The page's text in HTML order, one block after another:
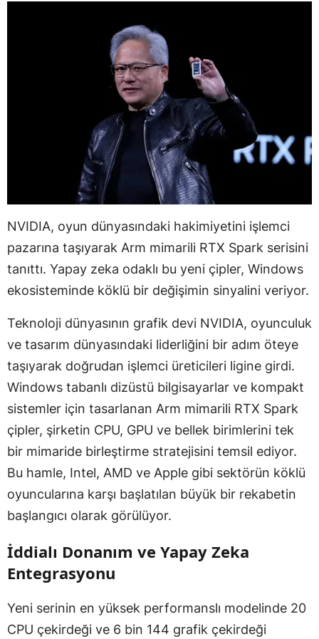
NVIDIA, oyun dünyasındaki hakimiyetini işlemci
pazarına taşıyarak Arm mimarili RTX Spark serisini
tanıttı. Yapay zeka odaklı bu yeni çipler, Windows
ekosisteminde köklü bir değişimin sinyalini veriyor.
Teknoloji dünyasının grafik devi NVIDIA, oyunculuk
ve tasarım dünyasındaki liderliğini bir adım öteye
taşıyarak doğrudan işlemci üreticileri ligine girdi.
Windows tabanlı dizüstü bilgisayarlar ve kompakt
sistemler için tasarlanan Arm mimarili RTX Spark
çipler, şirketin CPU, GPU ve bellek birimlerini tek
bir mimaride birleştirme stratejisini temsil ediyor.
Bu hamle, Intel, AMD ve Apple gibi sektörün köklü
oyuncularına karşı başlatılan büyük bir rekabetin
başlangıcı olarak görülüyor.
İddialı Donanım ve Yapay Zeka
Entegrasyonu
Yeni serinin en yüksek performanslı modelinde 20
CPU çekirdeği ve 6 bin 144 grafik çekirdeği